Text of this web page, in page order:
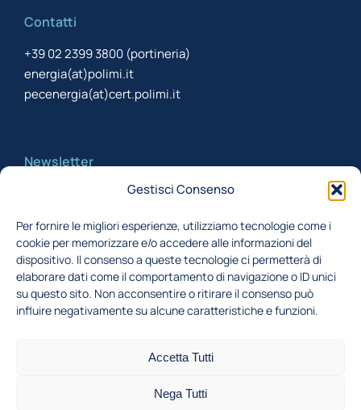
Gestisci Consenso
Per fornire le migliori esperienze, utilizziamo tecnologie come i
cookie per memorizzare e/o accedere alle informazioni del
dispositivo. Il consenso a queste tecnologie ci permetterà di
elaborare dati come il comportamento di navigazione o ID unici
su questo sito. Non acconsentire o ritirare il consenso può
influire negativamente su alcune caratteristiche e funzioni.
Accetta Tutti
Nega Tutti
Contatti
+39 02 2399 3800 (portineria)
energia(at)polimi.it
pecenergia(at)cert.polimi.it
Newsletter
Iscriviti alla newsletter per rimanere aggiornato
Acconsento al trattamento dei miei dati,
secondo la Finalità 1 indicata nell'informativa
privacy